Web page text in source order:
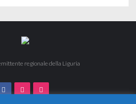
regionale della Liguria